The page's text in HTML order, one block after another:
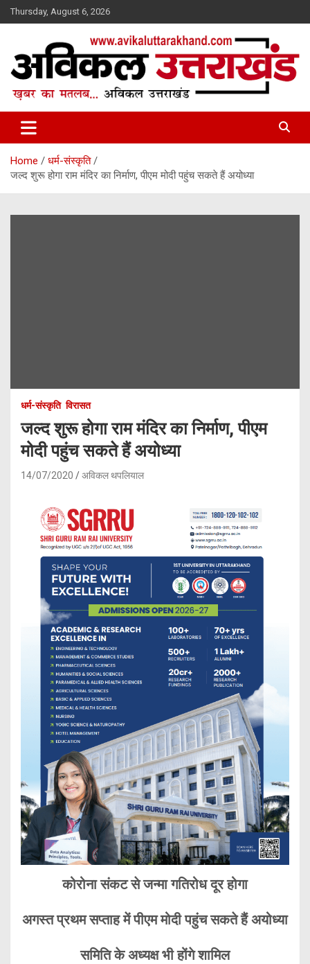
Skip
to
Thursday, August 6, 2026
Avikal Uttarakhand
Home
धर्म-संस्कृति
जल्द शुरू होगा राम मंदिर का निर्माण, पीएम मोदी पहुंच सकते हैं अयोध्या
धर्म-संस्कृति विरासत
जल्द शुरू होगा राम मंदिर का निर्माण, पीएम
मोदी पहुंच सकते हैं अयोध्या
14/07/2020 अविकल थपलियाल
कोरोना संकट से जन्मा गतिरोध दूर होगा
अगस्त प्रथम सप्ताह में पीएम मोदी पहुंच सकते हैं अयोध्या
समिति के अध्यक्ष भी होंगे शामिल